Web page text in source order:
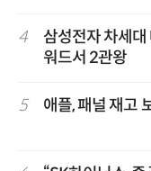
4
삼성전자 차세
워드서 2관왕
5 애플, 패널 재고